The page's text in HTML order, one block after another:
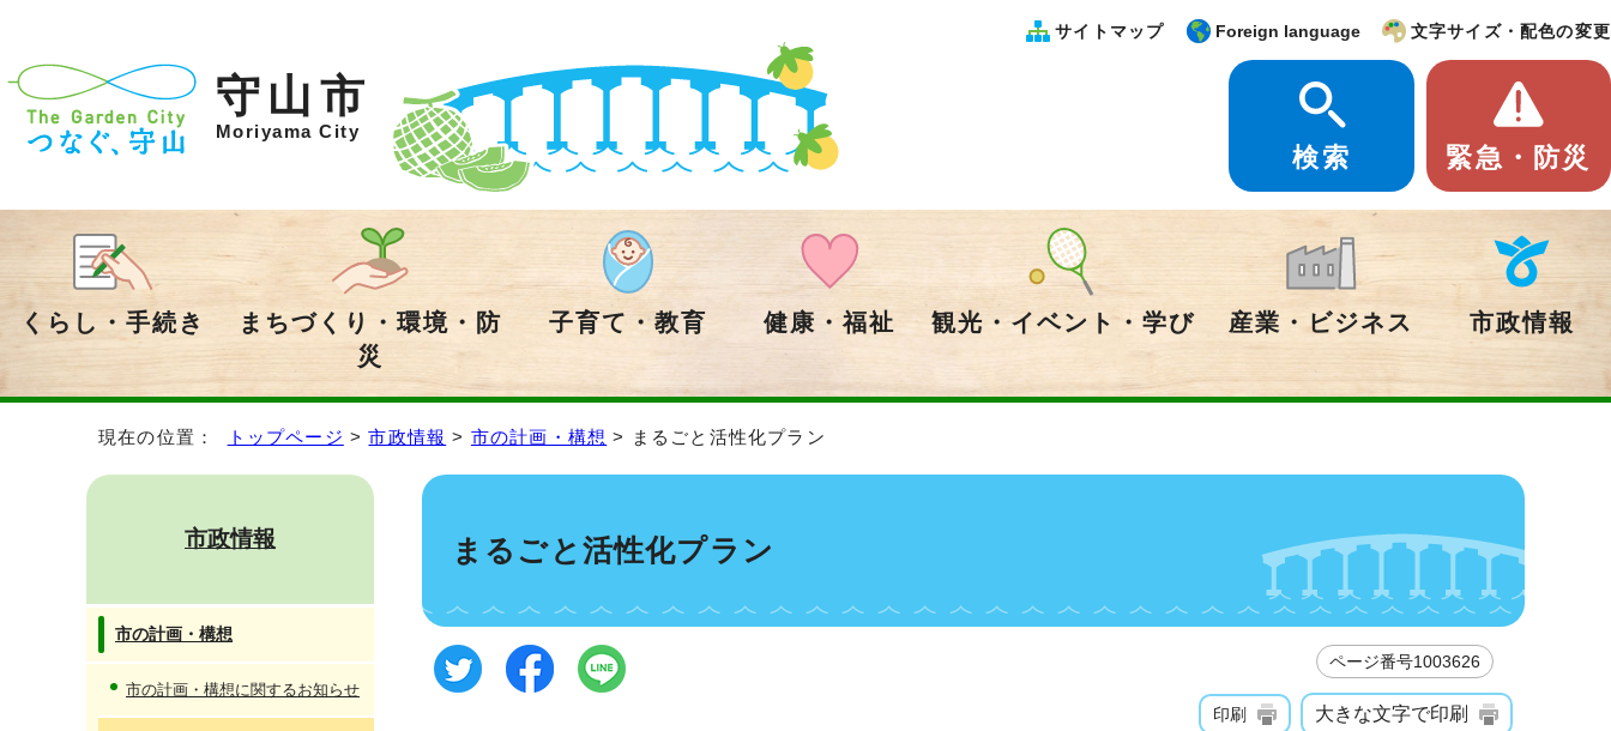
守山市
Moriyama City
サイトマップ Foreign language 文字サイズ・配色の変更
検索 緊急・防災
くらし・手続き
まちづくり・環境・防
災
子育て・教育 健康・福祉 観光・イベント・学び 産業・ビジネス 市政情報
現在の位置： トップページ >市政情報 > 市の計画・構想 > まるごと活性化プラン
まるごと活性化プラン
ページ番号1003626
印刷 大きな文字で印刷
市政情報
市の計画・構想
市の計画・構想に関するお知らせ